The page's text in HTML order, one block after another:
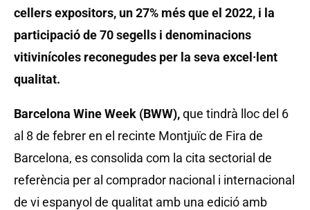
cellers expositors, un 27% més que el 2022, i la
participació de 70 segells i denominacions
vitivinícoles reconegudes per la seva excel·lent
qualitat.
Barcelona Wine Week (BWW),que tindrà lloc del 6
al 8 de febrer en el recinte Montjuïc de Fira de
Barcelona, es consolida com la cita sectorial de
referència per al comprador nacional i internacional
de vi espanyol de qualitat amb una edició amb